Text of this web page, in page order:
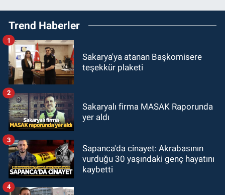
Trend Haberler
Sakarya'ya atanan Başkomisere
teşekkür plaketi
1
Sakaryalı firma MASAK Raporunda
yer aldı
2
Sapanca'da cinayet: Akrabasının
vurduğu 30 yaşındaki genç hayatını
kaybetti
3
4